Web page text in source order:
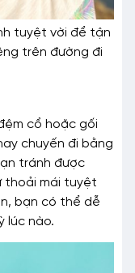
tuyệt vời để tận
trên đường đi
cổ hoặc gối
chuyến đi bằng
tránh được
thoải mái tuyệt
bạn có thể dễ
lúc nào.